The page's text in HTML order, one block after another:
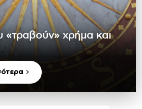
«τραβούν» χρήμα και